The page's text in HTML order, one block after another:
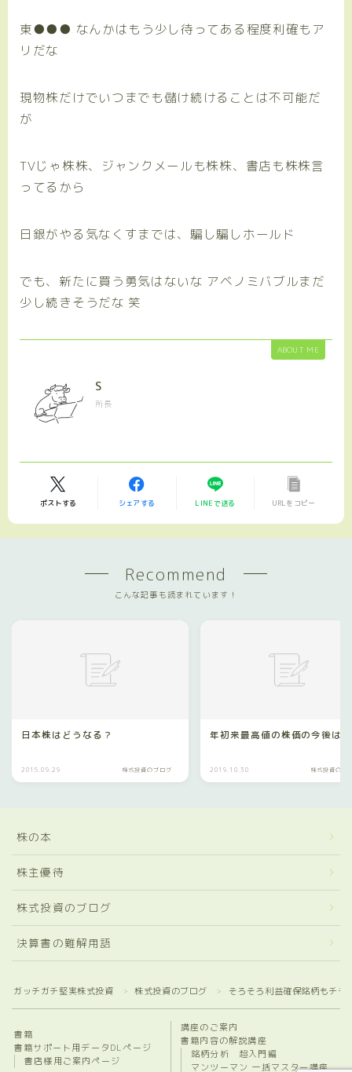
東●●● なんかはもう少し待ってある程度利確もア
リだな
現物株だけでいつまでも儲け続けることは不可能だ
が
TVじゃ株株、ジャンクメールも株株、書店も株株言
ってるから
日銀がやる気なくすまでは、騙し騙しホールド
でも、新たに買う勇気はないな アベノミバブルまだ
少し続きそうだな 笑
ABOUT ME
S
所長
ポストする シェアする LINEで送る URLをコピー
Recommend
こんな記事も読まれています！
日本株はどうなる？
2015.09.29 株式投資のブログ
年初来最高値の株価の今後は？
2019.10.30 株式投資のブ
株の本
株主優待
株式投資のブログ
決算書の難解用語
ガッチガチ堅実株式投資 ＞ 株式投資のブログ ＞ そろそろ利益確保銘柄もチラ
書籍
書籍サポート用データDLページ
書店様用ご案内ページ
講座のご案内
書籍内容の解説講座
銘柄分析 超入門編
マンツーマン 一括マスター講座